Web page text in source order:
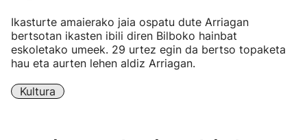
Ikasturte amaierako jaia ospatu dute Arriagan
bertsotan ikasten ibili diren Bilboko hainbat
eskoletako umeek. 29 urtez egin da bertso topaketa
hau eta aurten lehen aldiz Arriagan.
Kultura